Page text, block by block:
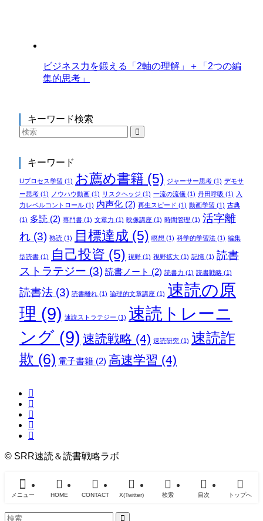
ビジネス力を鍛える「2軸の理解」＋「2つの編
集的思考」
キーワード検索
キーワード
Uプロセス学習 (1) お薦め書籍 (5) ジャーサー思考(1) デモサ
ー思考(1) ノウハウ動画(1) リスクヘッジ (1) 一流の流儀(1) 丹田呼吸 (1) 入
力レベルコントロール(1) 内声化(2) 再生スピード (1) 動画学習 (1) 古典
(1) 多読 (2) 専門書(1) 文章力 (1) 映像講座(1) 時間管理 (1) 活字離
れ(3) 熟読(1) 目標達成 (5) 瞑想 (1) 科学的学習法(1) 編集
型読書(1) 自己投資 (5) 視野(1) 視野拡大(1) 記憶(1) 読書
ストラテジー (3) 読書ノート (2) 読書力 (1) 読書戦略(1)
読書法(3) 読書離れ(1) 論理的文章講座(1) 速読の原
理 (9) 速読ストラテジー (1) 速読トレーニ
ング(9) 速読戦略 (4) 速読研究(1) 速読詐
欺 (6) 電子書籍(2) 高速学習 (4)
© SRR速読＆読書戦略ラボ
メニュー HOME CONTACT X(Twitter) 検索 目次 トップへ